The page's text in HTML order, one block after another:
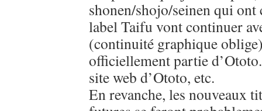
shonen/shojo/seinen qui ont
label Taifu vont continuer
(continuité graphique
officiellement partie
site web d’Ototo, etc.
En revanche, les nouveaux